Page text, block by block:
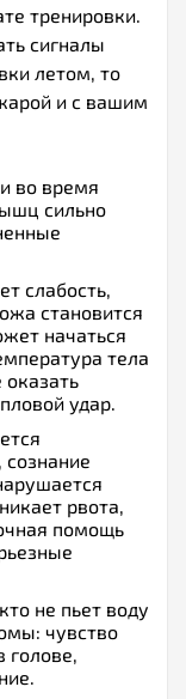
тренировки.
сигналы
летом, то
и с вашим
во время
сильно
слабость,
становится
начаться
тела
оказать
удар.
рвота,
помощь
не пьет воду
чувство
голове,